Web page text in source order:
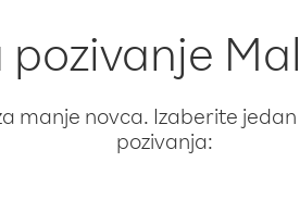
pozivanje
manje novca. Izaberite
pozivanja: